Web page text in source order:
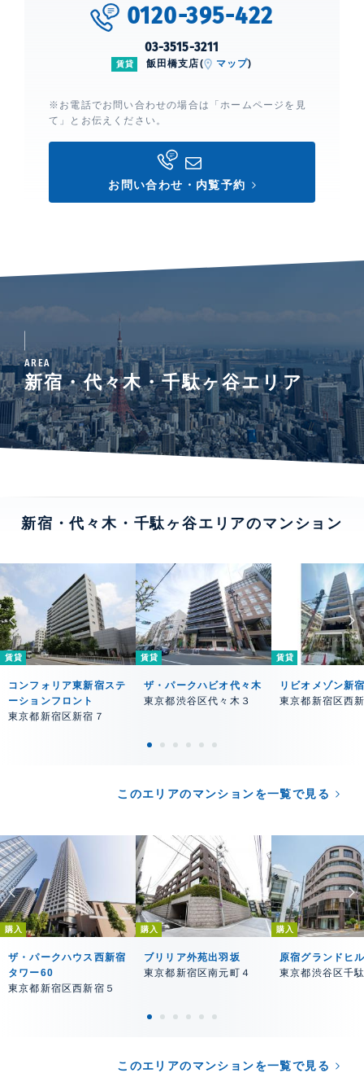
0120-395-422
03-3515-3211
賃貸 飯田橋支店( マップ)
※お電話でお問い合わせの場合は「ホームページを見
て」とお伝えください。
お問い合わせ・内覧予約
AREA
新宿・代々木・千駄ヶ谷エリア
新宿・代々木・千駄ヶ谷エリアのマンション
賃貸
コンフォリア東新宿ステ
ーションフロント
東京都新宿区新宿７
賃貸
ザ・パークハビオ代々木
東京都渋谷区代々木３
賃貸
リビオメゾン新
東京都新宿区西
このエリアのマンションを一覧で見る
購入
ザ・パークハウス西新宿
タワー60
東京都新宿区西新宿５
購入
ブリリア外苑出羽坂
東京都新宿区南元町４
購入
原宿グランドヒ
東京都渋谷区千
このエリアのマンションを一覧で見る